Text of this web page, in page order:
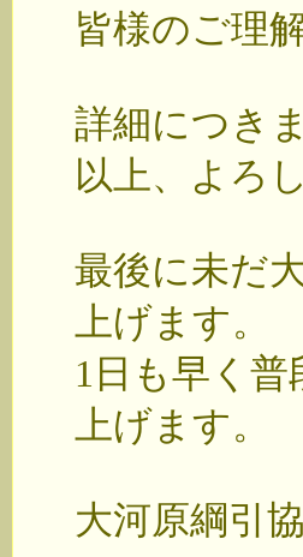
皆様のご理
詳細につき
以上、よろ
最後に未だ
上げます。
1日も早く
上げます。
大河原綱引